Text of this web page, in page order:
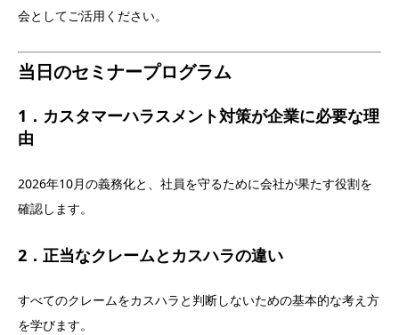
会としてご活用ください。
当日のセミナープログラム
1．カスタマーハラスメント対策が企業に必要な理
由
2026年10月の義務化と、社員を守るために会社が果たす役割を
確認します。
2．正当なクレームとカスハラの違い
すべてのクレームをカスハラと判断しないための基本的な考え方
を学びます。